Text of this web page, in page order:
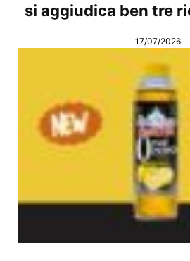
si aggiudica ben tre
17/07/2026